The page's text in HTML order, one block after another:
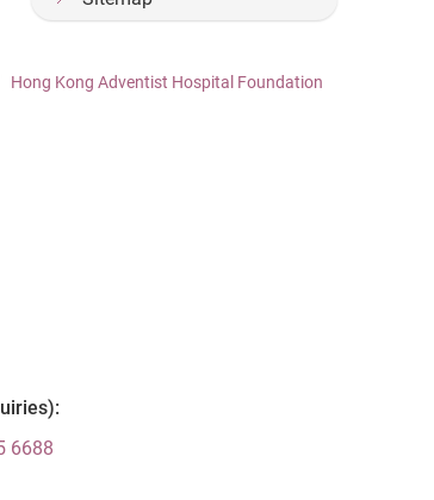
Hong Kong Adventist Hospital Foundation
6688